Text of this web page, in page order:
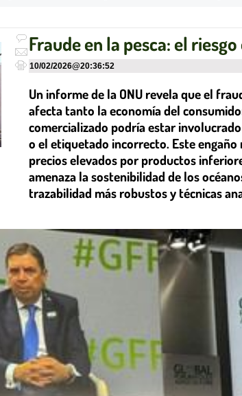
Fraude en la pesca: el
10/02/2026@20:36:52
Un informe de la ONU revela que el
afecta tanto la economía del
comercializado podría estar
o el etiquetado incorrecto. Este
precios elevados por productos
amenaza la sostenibilidad de los
trazabilidad más robustos y técnicas